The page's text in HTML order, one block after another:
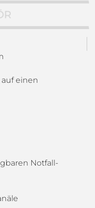
einen
Notfall-